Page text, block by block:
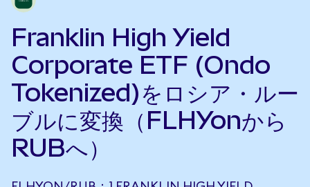
Franklin High Yield
Corporate ETF (Ondo
Tokenized)をロシア・ルー
ブルに変換（FLHYonから
RUBへ）